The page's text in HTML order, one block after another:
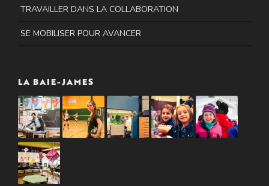
TRAVAILLER DANS LA COLLABORATION
SE MOBILISER POUR AVANCER
LA BAIE-JAMES